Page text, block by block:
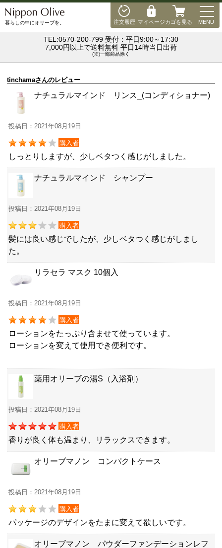
注文履歴 マイページカゴを見る MENU
暮らしの中にオリーブを。
TEL:0570-200-799 受付：平日9:00～17:30
7,000円以上で送料無料 平日14時当日出荷
(※)一部商品除く
tinchamaさんのレビュー
ナチュラルマインド リンス_(コンディショナー)
投稿日：2021年08月19日
購入者
しっとりしますが、少しベタつく感じがしました。
ナチュラルマインド シャンプー
投稿日：2021年08月19日
購入者
髪には良い感じでしたが、少しベタつく感じがしまし
た。
リラセラ マスク 10個入
投稿日：2021年08月19日
購入者
ローションをたっぷり含ませて使っています。
ローションを変えて使用でき便利です。
薬用オリーブの湯S（入浴剤）
投稿日：2021年08月19日
購入者
香りが良く体も温まり、リラックスできます。
オリーブマノン コンパクトケース
投稿日：2021年08月19日
購入者
パッケージのデザインをたまに変えて欲しいです。
オリーブマノン パウダーファンデーションレフ